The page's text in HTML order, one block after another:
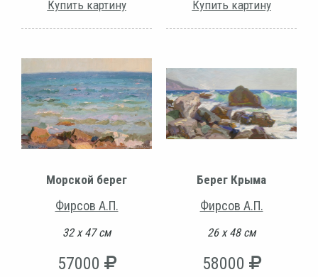
Купить картину Купить картину
Морской берег
Фирсов А.П.
32 х 47 см
57000
Берег Крыма
Фирсов А.П.
26 х 48 см
58000